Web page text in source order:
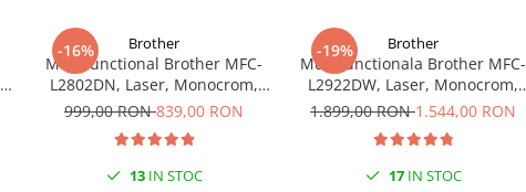
-16% Brother
Multifunctional Brother MFC-
L2802DN, Laser, Monocrom,
Ethernet, USB, ADF, 32ppm, A4
999,00 RON839,00 RON
13IN STOC
-19% Brother
Multifunctionala Brother MFC-
L2922DW, Laser, Monocrom,
Format A4, Duplex, Retea, Wi-Fi,
1.899,00 RON1.544,00 RON
17IN STOC